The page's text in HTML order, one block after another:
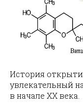
История
увлекательный
в начале XX века.